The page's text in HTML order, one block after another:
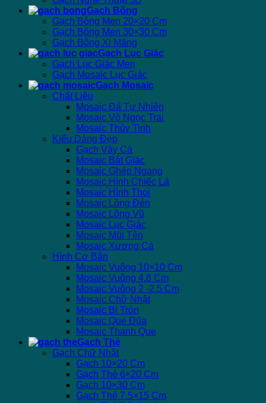
Gạch Bông
Gạch Bông Men 20×20 Cm
Gạch Bông Men 30×30 Cm
Gạch Bông Xi Măng
Gạch Lục Giác
Gạch Lục Giác Men
Gạch Mosaic Lục Giác
Gạch Mosaic
Chất Liệu
Mosaic Đá Tự Nhiên
Mosaic Vỏ Ngọc Trai
Mosaic Thủy Tinh
Kiểu Dáng Đẹp
Gạch Vảy Cá
Mosaic Bát Giác
Mosaic Ghép Ngang
Mosaic Hình Chiếc Lá
Mosaic Hình Thoi
Mosaic Lồng Đèn
Mosaic Lông Vũ
Mosaic Lục Giác
Mosaic Mũi Tên
Mosaic Xương Cá
Hình Cơ Bản
Mosaic Vuông 10×10 Cm
Mosaic Vuông 4.8 Cm
Mosaic Vuông 2 -2.5 Cm
Mosaic Chữ Nhật
Mosaic Bi Tròn
Mosaic Que Đũa
Mosaic Thanh Que
Gạch Thẻ
Gạch Chữ Nhật
Gạch 10×20 Cm
Gạch Thẻ 6×20 Cm
Gạch 10×30 Cm
Gạch Thẻ 7.5×15 Cm